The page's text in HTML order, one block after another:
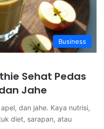
Business
Sehat Pedas
Jahe
dan jahe. Kaya nutrisi,
diet, sarapan, atau